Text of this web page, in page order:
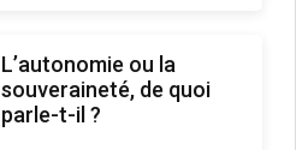
L’autonomie ou la
souveraineté, de quoi
parle-t-il ?